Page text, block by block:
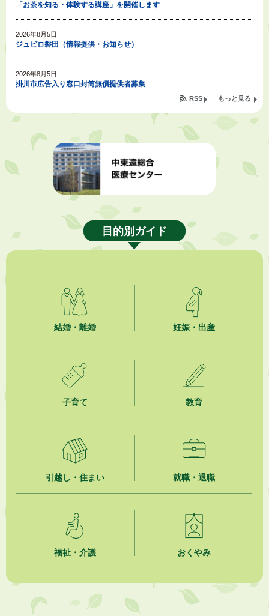
「お茶を知る・体験する講座」を開催します
2026年8月5日
ジュビロ磐田（情報提供・お知らせ）
2026年8月5日
掛川市広告入り窓口封筒無償提供者募集
2026年8月4日
【日本DX大賞2026】ポスターセッション最優秀賞を受賞しました！
2026年8月4日
市民の勇気ある応急手当に感謝状を贈呈しました
2026年8月4日
夏季休暇期間 開業医等診療予定
2026年8月3日
「水道カルテ」の公表について
【参加者募集】プロ棋士から学ぼう！はじめての将棋教室
「かけがわ手話動画」で手話を学ぼう！
市民活動カレンダー（リスト形式）
今月の広報かけがわ
市議会だより 第100号 (令和8年8月1日発行)を掲載しました
人材育成講座 かけがわまちづくりラボ2026
もっと見る
RSS
目的別ガイド
結婚・離婚 妊娠・出産
子育て 教育
引越し・住まい 就職・退職
福祉・介護 おくやみ